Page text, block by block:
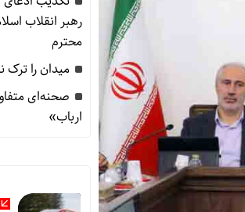
رهبر انقلاب
محترم
میدان را ترک
صحنه‌ای
ارباب»